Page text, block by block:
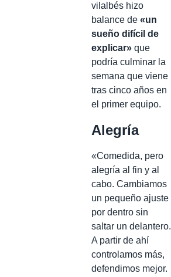
vilalbés hizo
balance de «un
sueño difícil de
explicar» que
podría culminar la
semana que viene
tras cinco años en
el primer equipo.
Alegría
«Comedida, pero
alegría al fin y al
cabo. Cambiamos
un pequeño ajuste
por dentro sin
saltar un delantero.
A partir de ahí
controlamos más,
defendimos mejor.